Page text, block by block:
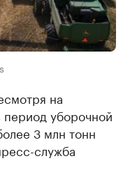
на
уборочной
3 млн тонн
служба